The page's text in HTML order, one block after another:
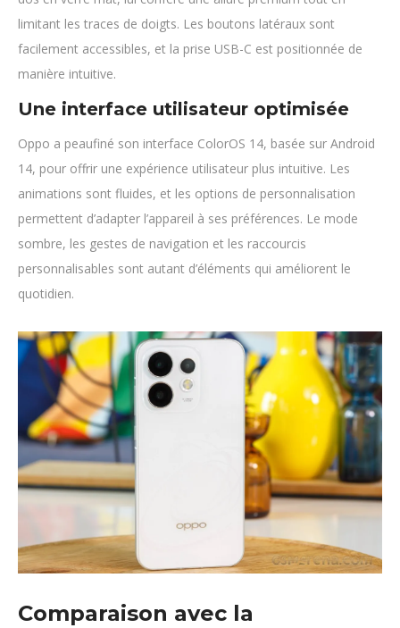
limitant les traces de doigts. Les boutons latéraux sont
facilement accessibles, et la prise USB-C est positionnée de
manière intuitive.
Une interface utilisateur optimisée
Oppo a peaufiné son interface ColorOS 14, basée sur Android
14, pour offrir une expérience utilisateur plus intuitive. Les
animations sont fluides, et les options de personnalisation
permettent d’adapter l’appareil à ses préférences. Le mode
sombre, les gestes de navigation et les raccourcis
personnalisables sont autant d’éléments qui améliorent le
quotidien.
Comparaison avec la